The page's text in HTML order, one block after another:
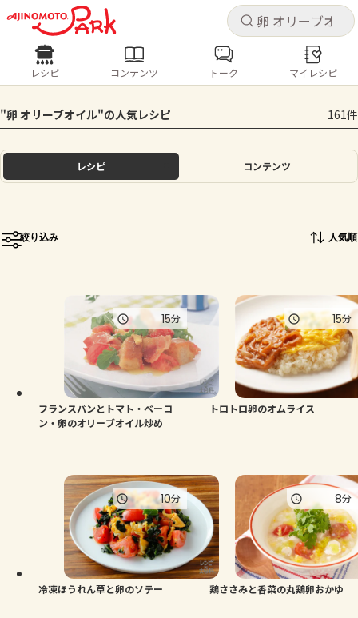
キャ
ログインするとレシピを保存できます
ログイン
ホーム
トーク
よくあるお問い合わせ
お買い物
キャ
レシピ コンテンツ
人気の食材・レシピ
きゅうり なす トマト とうもろこし
ピーマン
レシピ コンテンツ トーク マイレシピ
"卵 オリーブオイル"の人気レシピ 161件
レシピ コンテンツ
絞り込み 人気順
フランスパンとトマト・ベーコ
ン・卵のオリーブオイル炒め
15分
トロトロ卵のオムライス
15分
冷凍ほうれん草と卵のソテー
10分
鶏ささみと香菜の丸鶏卵おかゆ
8分